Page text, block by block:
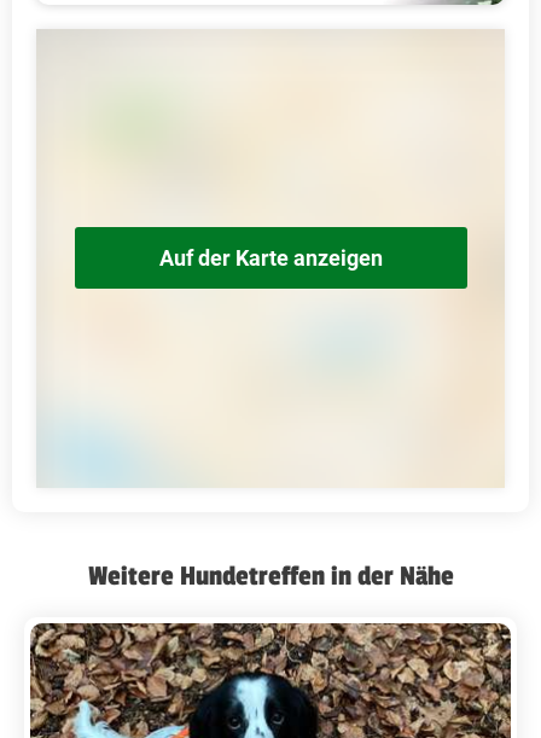
Auf der Karte anzeigen
Weitere Hundetreffen in der Nähe